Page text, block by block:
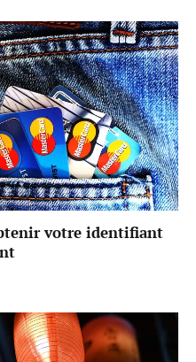
votre identifiant